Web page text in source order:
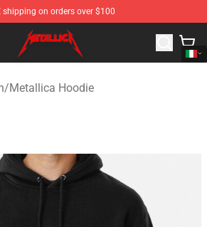
shipping on orders over $100
Official Metallica Merchandise Shop
/Metallica Hoodie